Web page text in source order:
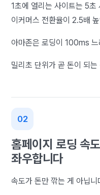
1초에 열리는 사이트는 5
이커머스 전환율이 2.5배
아마존은 로딩이 100ms
밀리초 단위가 곧 돈이 되는
홈페이지 로딩 속
좌우합니다
속도가 돈만 깎는 게 아닙니